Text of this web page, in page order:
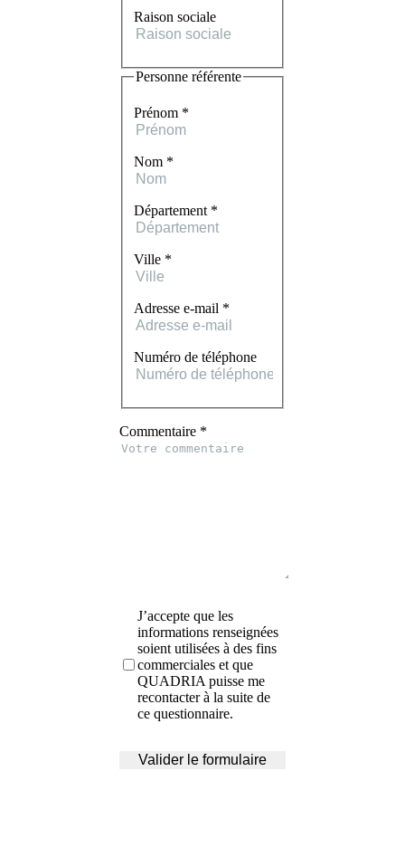
Raison sociale
Personne référente
Prénom *
Nom *
Département *
Ville *
Adresse e-mail *
Numéro de téléphone
Commentaire *
J’accepte que les
informations renseignées
soient utilisées à des fins
commerciales et que
QUADRIA puisse me
recontacter à la suite de
ce questionnaire.